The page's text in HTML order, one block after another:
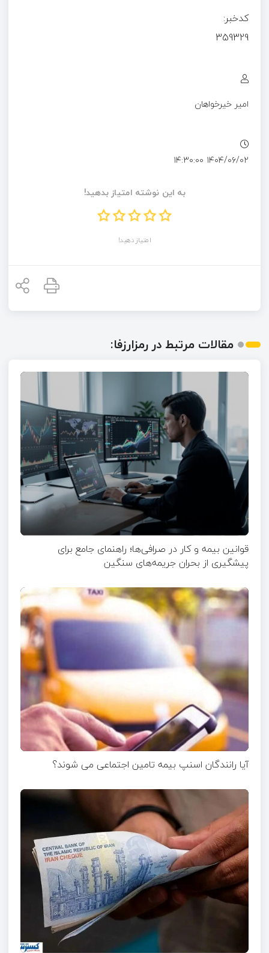
کدخبر:
359329
امیر خیرخواهان
۱۴۰۴/۰۶/۰۲ ۱۴:۳۰:۰۰
به این نوشته امتیاز بدهید!
امتیاز دهید!
مقالات مرتبط در رمزارزفا:
قوانین بیمه و کار در صرافی‌ها؛ راهنمای جامع برای
پیشگیری از بحران جریمه‌های سنگین
آیا رانندگان اسنپ بیمه تامین اجتماعی می شوند؟